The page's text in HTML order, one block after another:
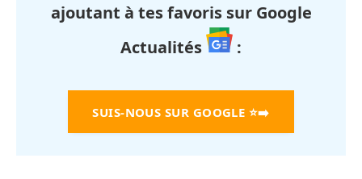
ajoutant à tes favoris sur Google
Actualités
:
SUIS-NOUS SUR GOOGLE ⭐➡️